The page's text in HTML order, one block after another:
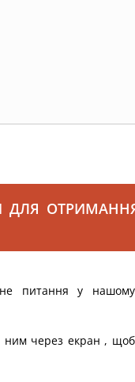
ДЛЯ
питання у
ним через екран ,